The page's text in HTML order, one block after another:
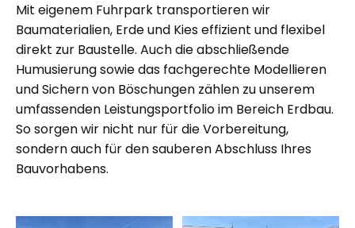
Mit eigenem Fuhrpark transportieren wir
Baumaterialien, Erde und Kies effizient und flexibel
direkt zur Baustelle. Auch die abschließende
Humusierung sowie das fachgerechte Modellieren
und Sichern von Böschungen zählen zu unserem
umfassenden Leistungsportfolio im Bereich Erdbau.
So sorgen wir nicht nur für die Vorbereitung,
sondern auch für den sauberen Abschluss Ihres
Bauvorhabens.